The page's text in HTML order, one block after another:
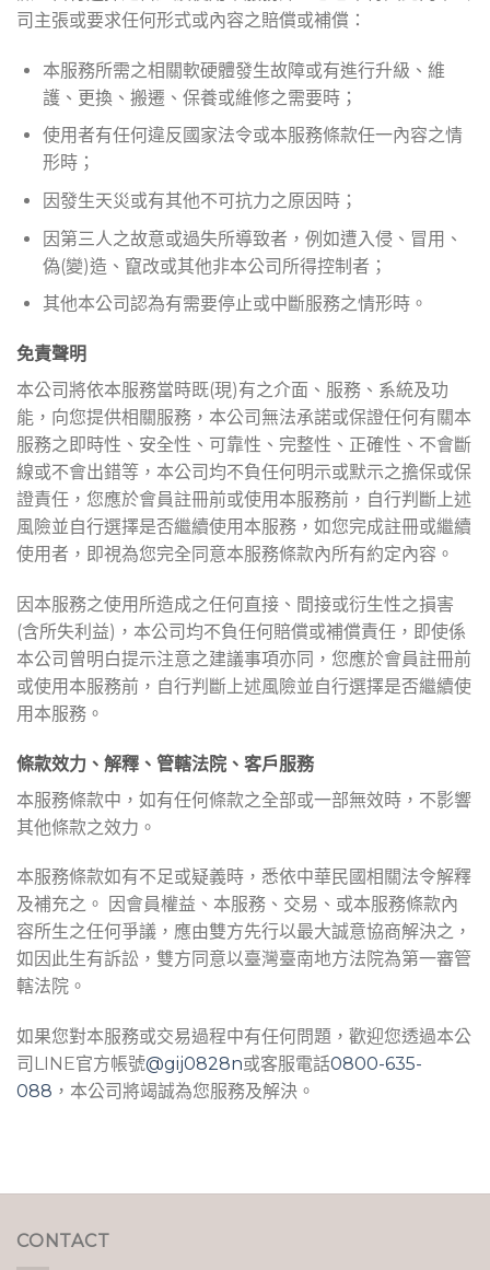
司主張或要求任何形式或內容之賠償或補償：
本服務所需之相關軟硬體發生故障或有進行升級、維
護、更換、搬遷、保養或維修之需要時；
使用者有任何違反國家法令或本服務條款任一內容之情
形時；
因發生天災或有其他不可抗力之原因時；
因第三人之故意或過失所導致者，例如遭入侵、冒用、
偽(變)造、竄改或其他非本公司所得控制者；
其他本公司認為有需要停止或中斷服務之情形時。
免責聲明
本公司將依本服務當時既(現)有之介面、服務、系統及功
能，向您提供相關服務，本公司無法承諾或保證任何有關本
服務之即時性、安全性、可靠性、完整性、正確性、不會斷
線或不會出錯等，本公司均不負任何明示或默示之擔保或保
證責任，您應於會員註冊前或使用本服務前，自行判斷上述
風險並自行選擇是否繼續使用本服務，如您完成註冊或繼續
使用者，即視為您完全同意本服務條款內所有約定內容。
因本服務之使用所造成之任何直接、間接或衍生性之損害
(含所失利益)，本公司均不負任何賠償或補償責任，即使係
本公司曾明白提示注意之建議事項亦同，您應於會員註冊前
或使用本服務前，自行判斷上述風險並自行選擇是否繼續使
用本服務。
條款效力、解釋、管轄法院、客戶服務
本服務條款中，如有任何條款之全部或一部無效時，不影響
其他條款之效力。
本服務條款如有不足或疑義時，悉依中華民國相關法令解釋
及補充之。 因會員權益、本服務、交易、或本服務條款內
容所生之任何爭議，應由雙方先行以最大誠意協商解決之，
如因此生有訴訟，雙方同意以臺灣臺南地方法院為第一審管
轄法院。
如果您對本服務或交易過程中有任何問題，歡迎您透過本公
司LINE官方帳號@gij0828n或客服電話0800-635-
088 ，本公司將竭誠為您服務及解決。
CONTACT